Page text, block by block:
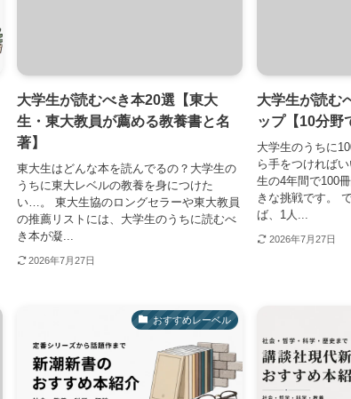
大学生が読むべき本20選【東大
生・東大教員が薦める教養書と名
著】
東大生はどんな本を読んでるの？大学生の
うちに東大レベルの教養を身につけた
い…。 東大生協のロングセラーや東大教員
の推薦リストには、大学生のうちに読むべ
き本が凝...
2026年7月27日
大学生が読む
ップ【10分野
大学生のうちに
ら手をつければ
生の4年間で100
きな挑戦です。
ば、1人...
2026年7月27日
おすすめレーベル